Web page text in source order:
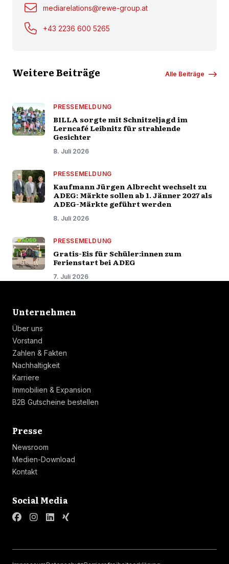
mediarelations@rewe-group.at
+43 2236 600 5265
Weitere Beiträge Alle Beiträge
PRESSEMELDUNG
BILLA sorgte mit Schnitzeljagd im
Lerncafé Leibnitz für strahlende
Gesichter
8. Juli 2026
PRESSEMELDUNG
Kaufmann Jürgen Albrecht wechselt zu
ADEG: Märkte sollen ab 1. Jänner 2027 als
ADEG-Märkte geführt werden
8. Juli 2026
PRESSEMELDUNG
Gratis-Eis für Schüler:innen zum
Ferienstart bei ADEG
7. Juli 2026
Unternehmen
Über uns
Vorstand
Zahlen & Fakten
Nachhaltigkeit
Karriere
Immobilien & Expansion
B2B Gutscheine bestellen
Presse
Newsroom
Medien-Download
Kontakt
Social Media